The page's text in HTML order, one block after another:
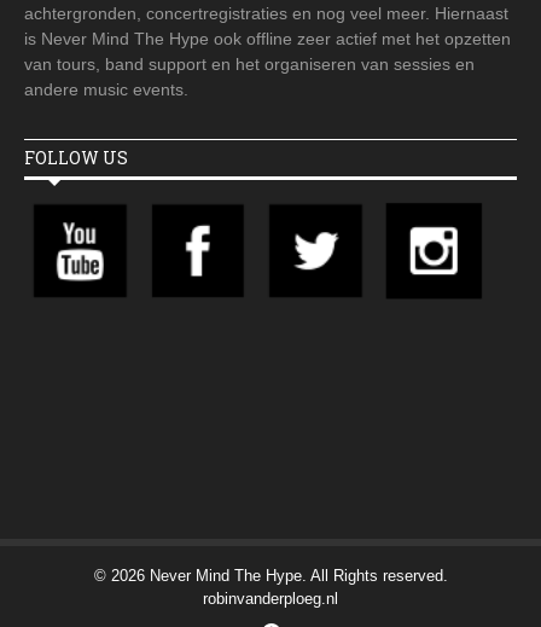
achtergronden, concertregistraties en nog veel meer. Hiernaast
is Never Mind The Hype ook offline zeer actief met het opzetten
van tours, band support en het organiseren van sessies en
andere music events.
FOLLOW US
© 2026 Never Mind The Hype. All Rights reserved.
robinvanderploeg.nl